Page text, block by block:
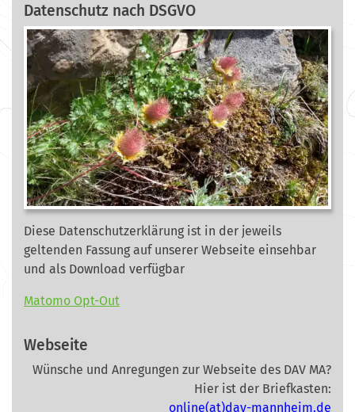
Datenschutz nach DSGVO
Diese Datenschutzerklärung ist in der jeweils
geltenden Fassung auf unserer Webseite einsehbar
und als Download verfügbar
Matomo Opt-Out
Webseite
Wünsche und Anregungen zur Webseite des DAV MA?
Hier ist der Briefkasten:
online(at)dav-mannheim.de